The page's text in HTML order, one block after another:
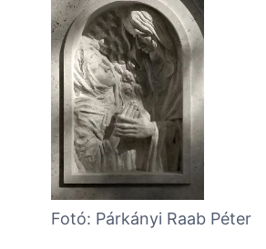
Fotó: Párkányi Raab Péter